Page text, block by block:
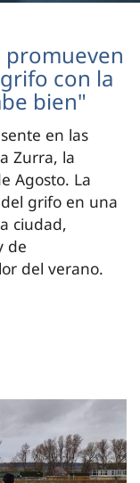
promueven
con la
bien"
en las
Zurra, la
Agosto. La
grifo en una
ciudad,
de
del verano.